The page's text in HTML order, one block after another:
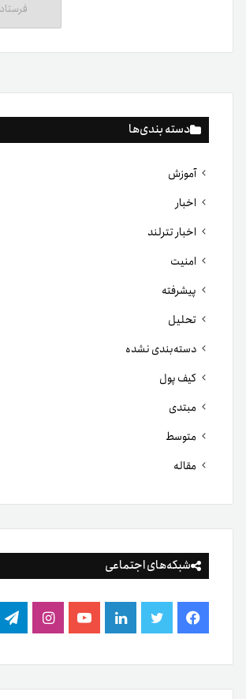
دسته بندی‌ها
آموزش
اخبار
اخبار تترلند
امنیت
پیشرفته
تحلیل
دسته‌بندی نشده
کیف پول
مبتدی
متوسط
مقاله
شبکه‌های اجتماعی
فیس
بوک
توییتر لینکدینیوتیوب